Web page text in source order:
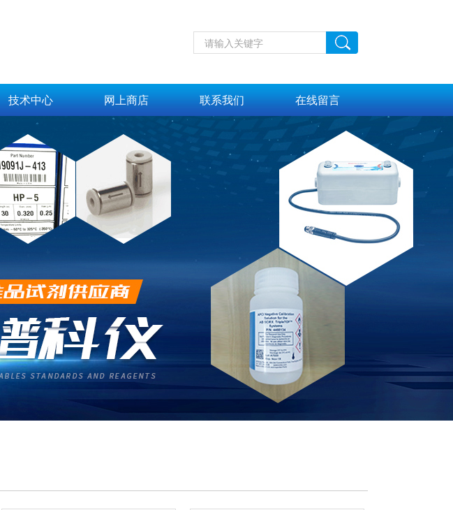
技术中心 网上商店 联系我们 在线留言